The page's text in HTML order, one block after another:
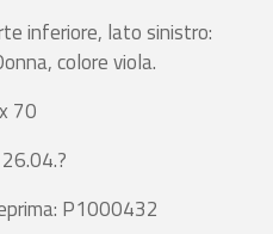
inferiore, lato sinistro:
colore viola.
70
P1000432